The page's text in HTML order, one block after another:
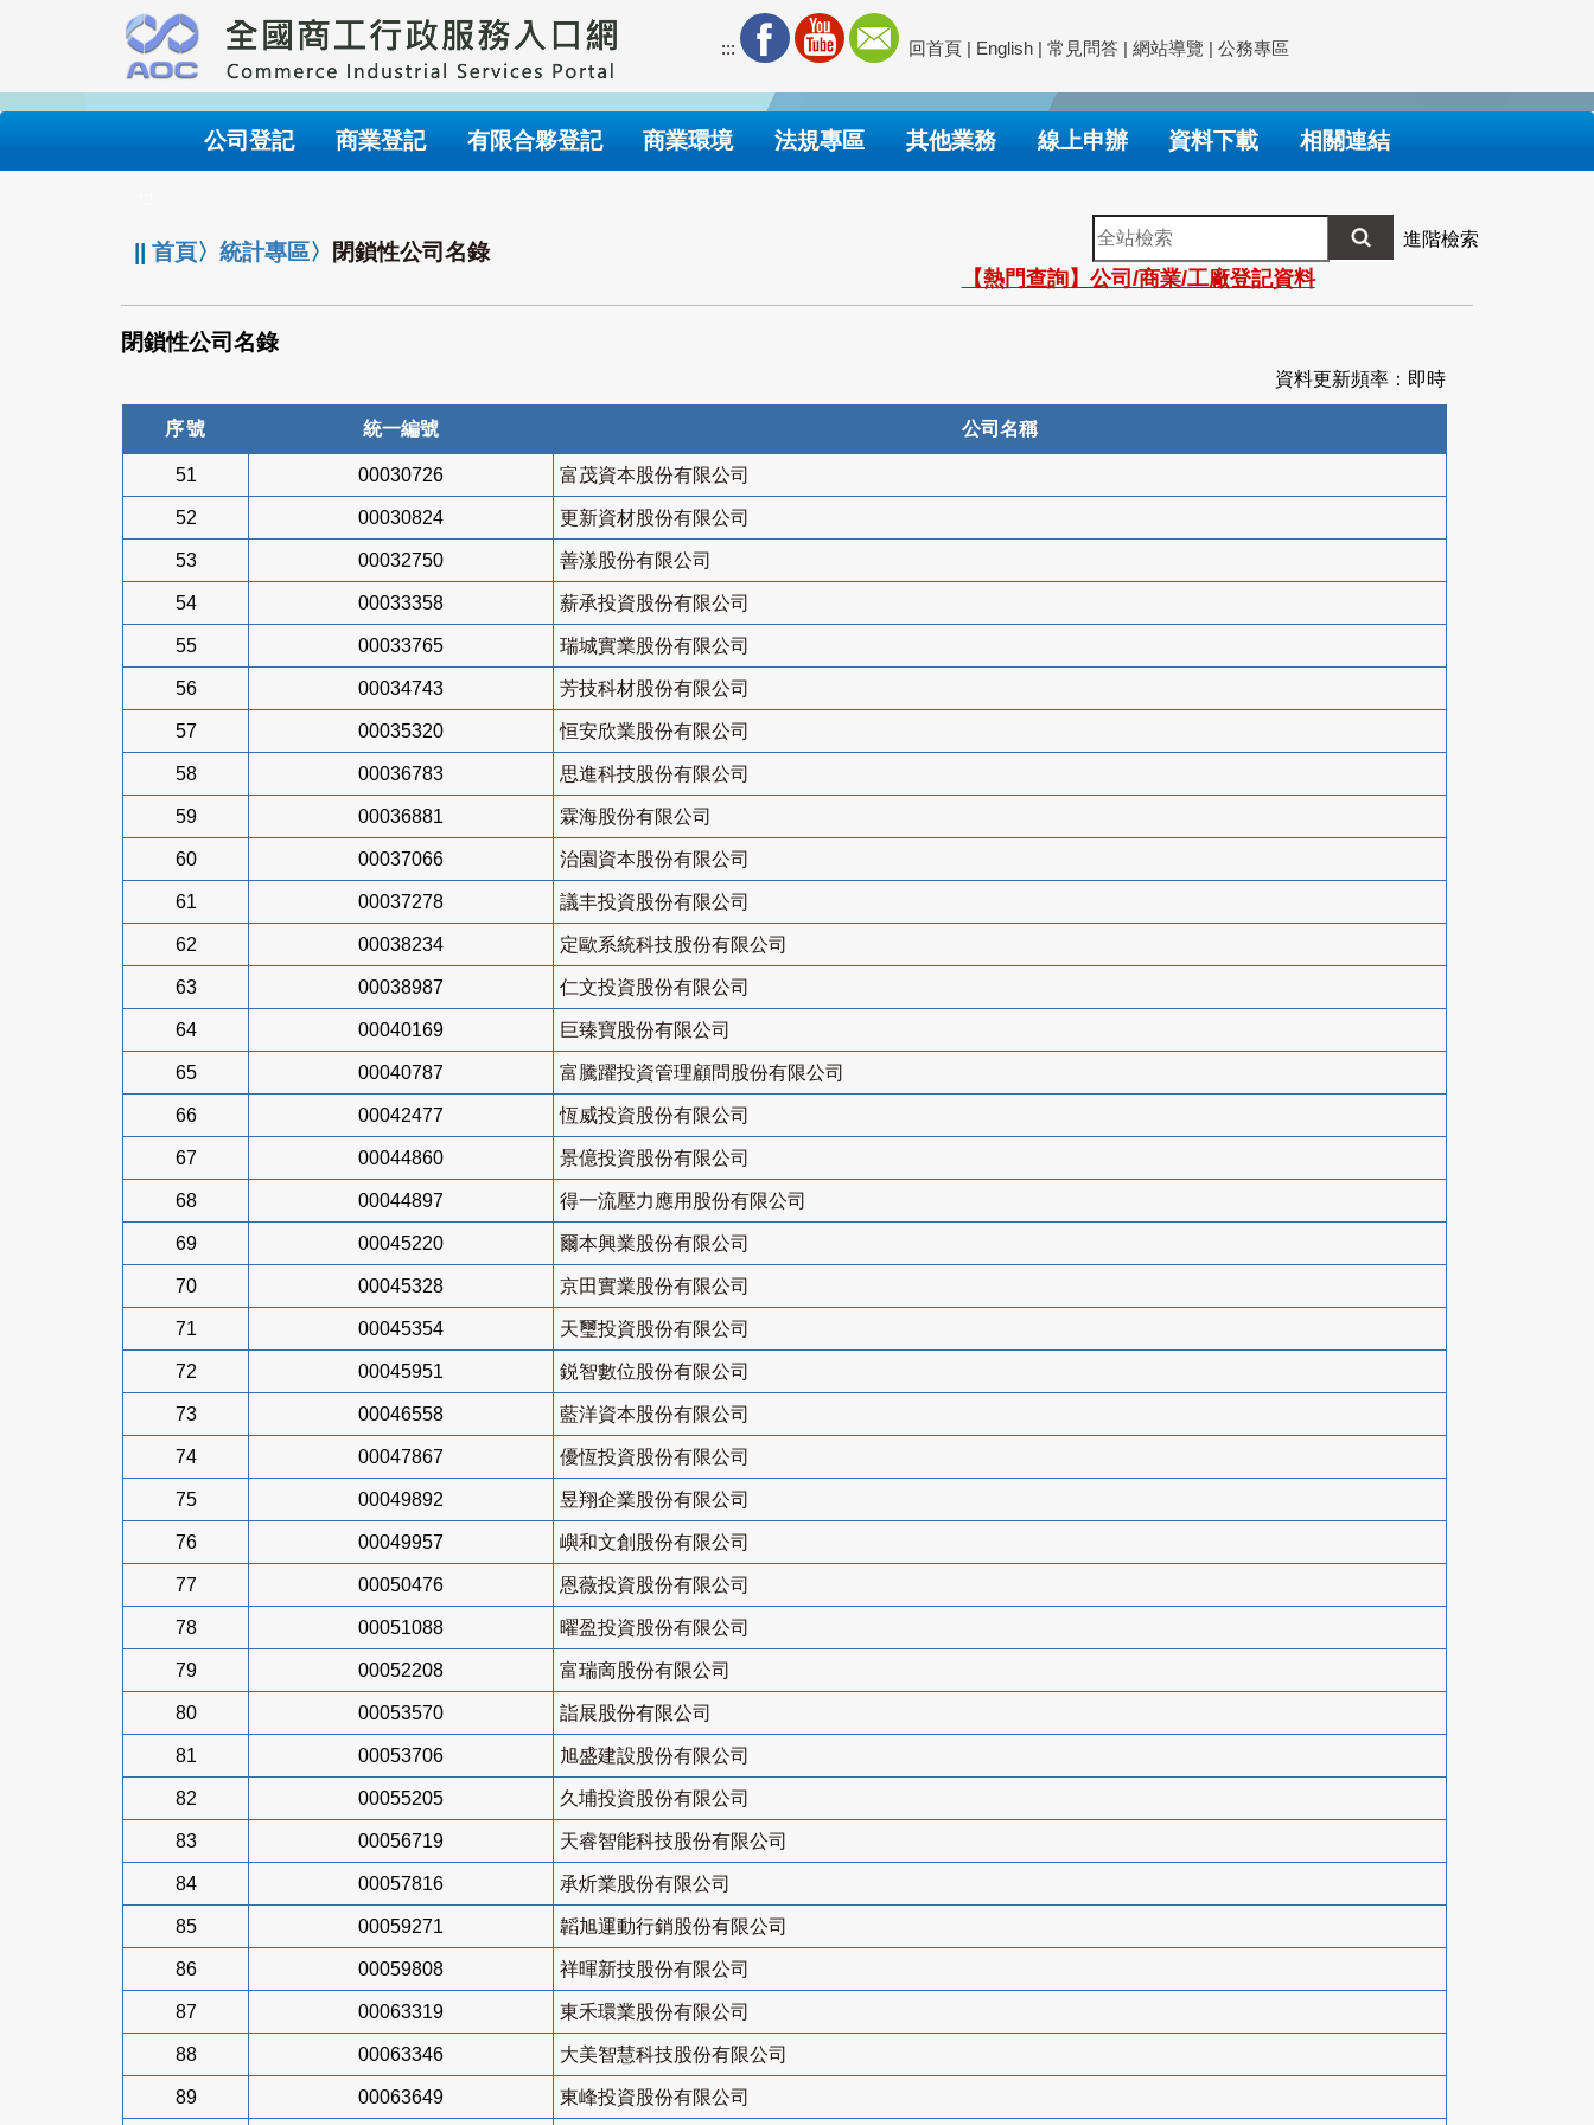
要
內
::: 回首頁 | English | 常見問答 | 網站導覽 | 公務專區
公司登記 商業登記 有限合夥登記 商業環境 法規專區 其他業務 線上申辦 資料下載 相關連結
||首頁〉統計專區〉 閉鎖性公司名錄
全
站
檢
索
進階檢索
【熱門查詢】公司/商業/工廠登記資料
閉鎖性公司名錄
資料更新頻率：即時
序號 統一編號 公司名稱
51 00030726 富茂資本股份有限公司
52 00030824 更新資材股份有限公司
53 00032750 善漾股份有限公司
54 00033358 薪承投資股份有限公司
55 00033765 瑞城實業股份有限公司
56 00034743 芳技科材股份有限公司
57 00035320 恒安欣業股份有限公司
58 00036783 思進科技股份有限公司
59 00036881 霖海股份有限公司
60 00037066 治園資本股份有限公司
61 00037278 議丰投資股份有限公司
62 00038234 定歐系統科技股份有限公司
63 00038987 仁文投資股份有限公司
64 00040169 巨臻寶股份有限公司
65 00040787 富騰躍投資管理顧問股份有限公司
66 00042477 恆威投資股份有限公司
67 00044860 景億投資股份有限公司
68 00044897 得一流壓力應用股份有限公司
69 00045220 爾本興業股份有限公司
70 00045328 京田實業股份有限公司
71 00045354 天璽投資股份有限公司
72 00045951 鋭智數位股份有限公司
73 00046558 藍洋資本股份有限公司
74 00047867 優恆投資股份有限公司
75 00049892 昱翔企業股份有限公司
76 00049957 嶼和文創股份有限公司
77 00050476 恩薇投資股份有限公司
78 00051088 曜盈投資股份有限公司
79 00052208 富瑞啇股份有限公司
80 00053570 詣展股份有限公司
81 00053706 旭盛建設股份有限公司
82 00055205 久埔投資股份有限公司
83 00056719 天睿智能科技股份有限公司
84 00057816 承炘業股份有限公司
85 00059271 韜旭運動行銷股份有限公司
86 00059808 祥暉新技股份有限公司
87 00063319 東禾環業股份有限公司
88 00063346 大美智慧科技股份有限公司
89 00063649 東峰投資股份有限公司